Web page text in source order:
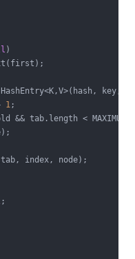
)
HashEntry<K,V>(hash,
1;
&& tab.length <
index, node);
;